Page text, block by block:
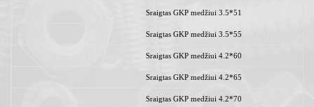
Sraigtas GKP medžiui 3.5*51
Sraigtas GKP medžiui 3.5*55
Sraigtas GKP medžiui 4.2*60
Sraigtas GKP medžiui 4.2*65
Sraigtas GKP medžiui 4.2*70